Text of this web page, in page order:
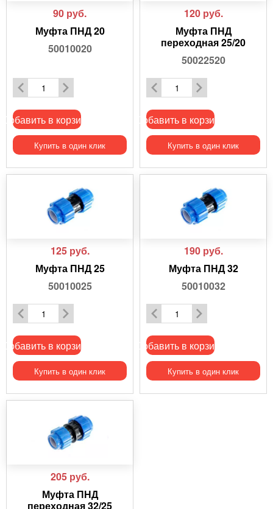
90 руб.
Муфта ПНД 20
50010020
Добавить в корзину
Купить в один клик
120 руб.
Муфта ПНД
переходная 25/20
50022520
Добавить в корзину
Купить в один клик
125 руб.
Муфта ПНД 25
50010025
Добавить в корзину
Купить в один клик
190 руб.
Муфта ПНД 32
50010032
Добавить в корзину
Купить в один клик
205 руб.
Муфта ПНД
переходная 32/25